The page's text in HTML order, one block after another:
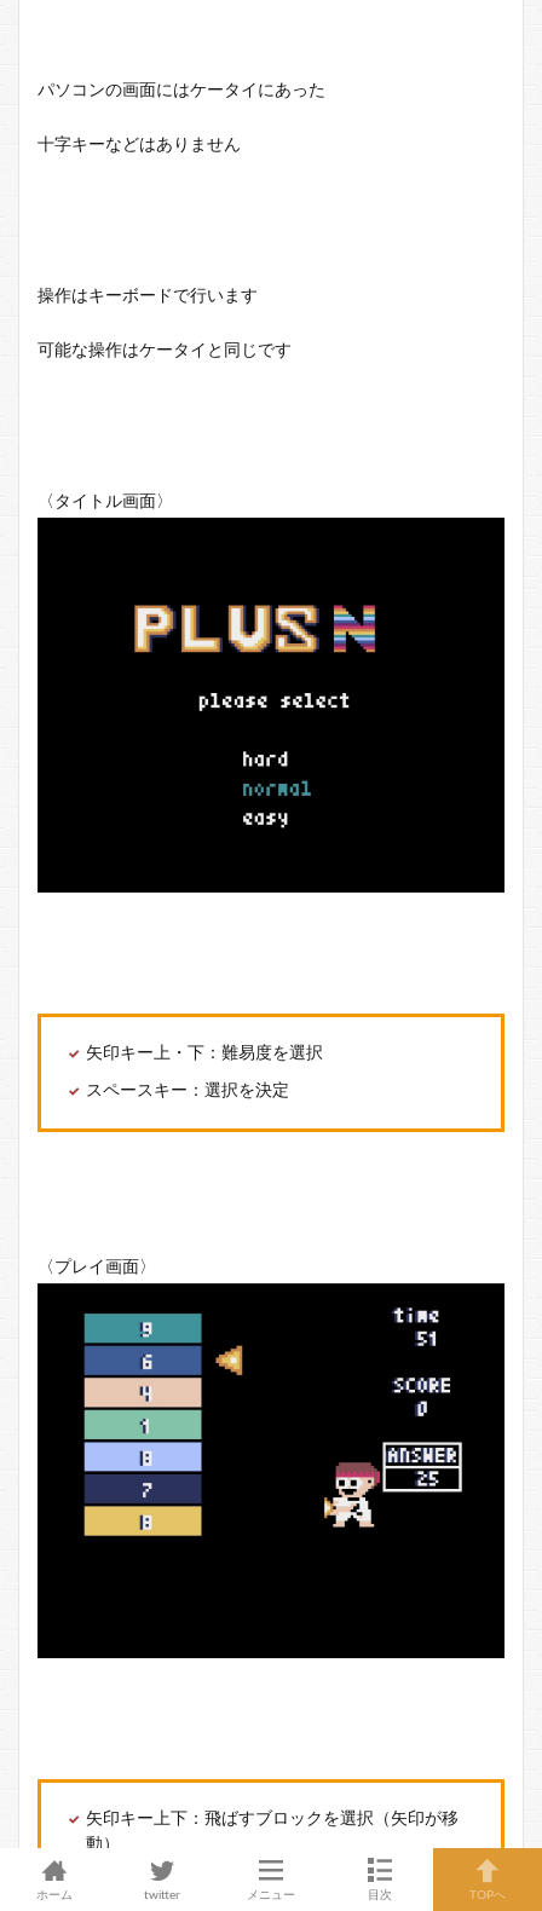
パソコンの画面にはケータイにあった
十字キーなどはありません
操作はキーボードで行います
可能な操作はケータイと同じです
〈タイトル画面〉
矢印キー上・下：難易度を選択
スペースキー：選択を決定
〈プレイ画面〉
矢印キー上下：飛ばすブロックを選択（矢印が移
動）
スペースキー：ブロックの決定（ビーム発射）
ホーム twitter メニュー 目次 TOPへ